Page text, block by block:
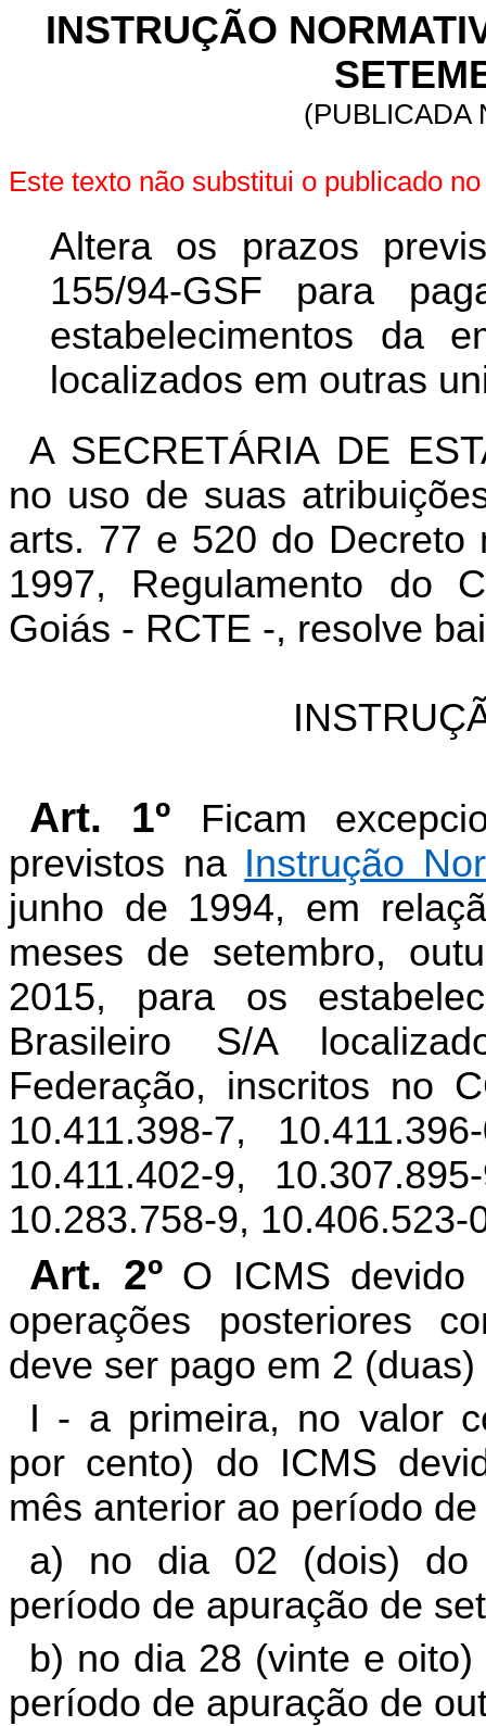
INSTRUÇÃO
(PUBLICADA
Este texto não substitui o publicado
Altera os prazos
155/94-GSF para
estabelecimentos da
localizados em outras
A SECRETÁRIA DE
no uso de suas
arts. 77 e 520 do Decreto
1997, Regulamento do
Goiás - RCTE -, resolve
Art. 1º
Ficam
previstos na Instrução
junho de 1994, em
meses de setembro,
2015, para os
Brasileiro S/A
Federação, inscritos no
10.411.398-7,
10.411.402-9,
10.283.758-9,
Art. 2ºO ICMS devido
operações posteriores
deve ser pago em 2
I - a primeira, no valor
por cento) do ICMS
mês anterior ao período
a) no dia 02 (dois) do
período de apuração de
b) no dia 28 (vinte e
período de apuração de